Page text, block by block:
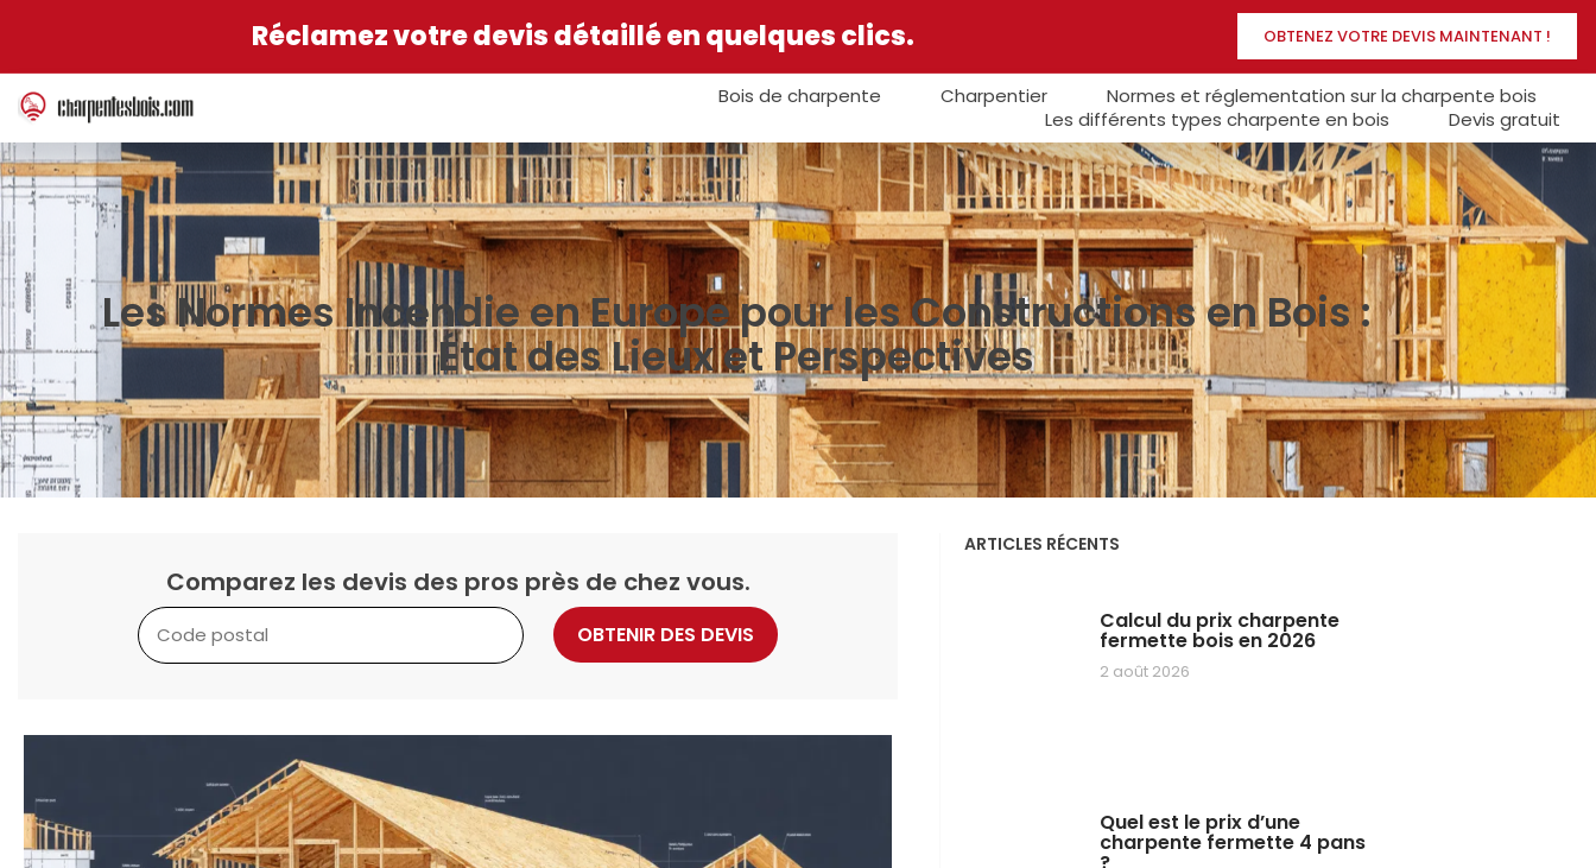
Réclamez votre devis détaillé en quelques clics. OBTENEZ VOTRE DEVIS MAINTENANT !
Bois de charpente Charpentier
Normes et réglementation sur la charpente bois
Les différents types charpente en bois
Devis gratuit
Les Normes Incendie en Europe pour les Constructions en Bois :
État des Lieux et Perspectives
Comparez les devis des pros près de chez vous.
OBTENIR DES DEVIS
ARTICLES RÉCENTS
Calcul du prix charpente
fermette bois en 2026
2 août 2026
Quel est le prix d’une
charpente fermette 4 pans